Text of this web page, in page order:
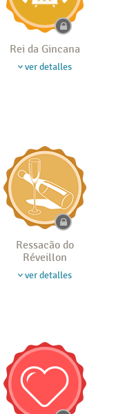
Rei da Gincana
ver detalles
Ressacão do
Réveillon
ver detalles